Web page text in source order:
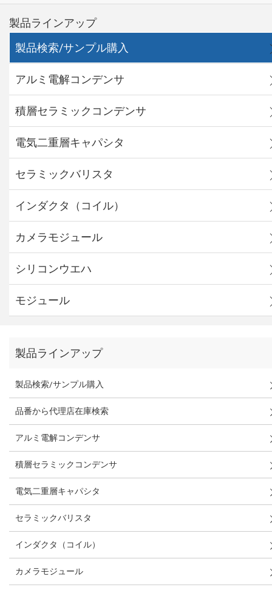
製品ラインアップ
製品検索/サンプル購入
アルミ電解コンデンサ
積層セラミックコンデンサ
電気二重層キャパシタ
セラミックバリスタ
インダクタ（コイル）
カメラモジュール
シリコンウエハ
モジュール
製品ラインアップ
製品検索/サンプル購入
品番から代理店在庫検索
アルミ電解コンデンサ
積層セラミックコンデンサ
電気二重層キャパシタ
セラミックバリスタ
インダクタ（コイル）
カメラモジュール